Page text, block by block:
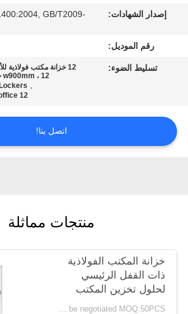
اطلب
اقتباس
PRIVACY
POLICY
إصدار الشهادات:
GB/T2009-
رقم الموديل:
تسليط الضوء:
12 خزانة مكتب فولاذية
w900mm ، 12 خزانة أبواب فولاذية للمكتب
,
12 Door steel lockers for office
اتصل بنا!
منتجات مماثلة
خزانة المكتب الفولاذية
ذات القفل الرئيسي
لحلول تخزين المكتب
المخصصة
can be negotiated MOQ:50PCS